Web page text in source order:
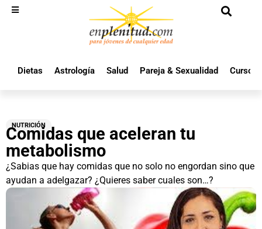
Dietas Astrología Salud Pareja & Sexualidad Cursos
NUTRICIÓN
Comidas que aceleran tu
metabolismo
¿Sabias que hay comidas que no solo no engordan sino que
ayudan a adelgazar? ¿Quieres saber cuales son…?